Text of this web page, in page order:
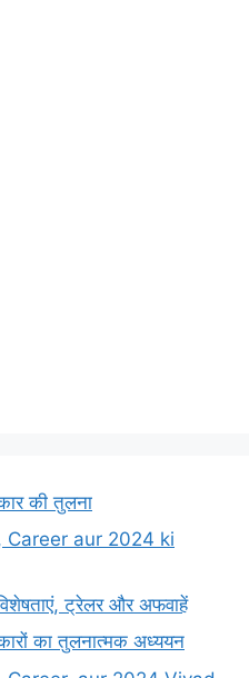
की तुलना
aur 2024 ki
ट्रेलर और अफवाहें
का तुलनात्मक अध्ययन